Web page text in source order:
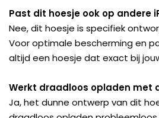
Past dit hoesje ook op andere
Nee, dit hoesje is specifiek
Voor optimale bescherming en
altijd een hoesje dat exact bij
Werkt draadloos opladen met
Ja, het dunne ontwerp van dit